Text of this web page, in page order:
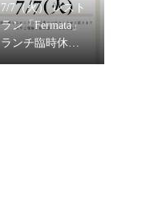
7/7（火） レスト
ラン「Fermata」
ランチ臨時休業